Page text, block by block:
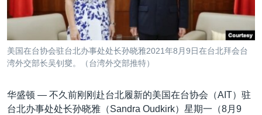
全球议题
环境
美国建国250周年
埃博拉疫情
美国之音专访
台海两岸关系
其他语言网站
美国在台协会驻台北办事处处长孙晓雅2021年8月9日在台北拜会台
湾外交部长吴钊燮。（台湾外交部推特）
华盛顿 — 不久前刚刚赴台北履新的美国在台协会（AIT）驻
台北办事处处长孙晓雅（Sandra Oudkirk）星期一（8月9